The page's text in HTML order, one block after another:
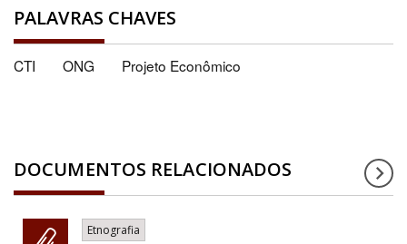
PALAVRAS CHAVES
CTI ONG Projeto Econômico
DOCUMENTOS RELACIONADOS
Etnografia